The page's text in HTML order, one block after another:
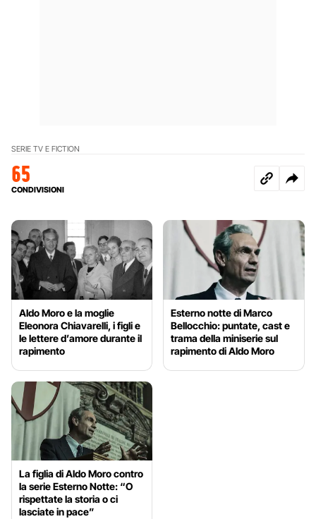
SERIE TV E FICTION
65
CONDIVISIONI
Aldo Moro e la moglie
Eleonora Chiavarelli, i figli e
le lettere d’amore durante il
rapimento
Esterno notte di Marco
Bellocchio: puntate, cast e
trama della miniserie sul
rapimento di Aldo Moro
La figlia di Aldo Moro contro
la serie Esterno Notte: “O
rispettate la storia o ci
lasciate in pace”